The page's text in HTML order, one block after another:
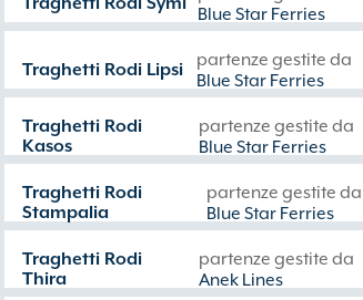
Blue Star Ferries
Traghetti Rodi Lipsi
partenze gestite da
Blue Star Ferries
Traghetti Rodi
Kasos
partenze gestite da
Blue Star Ferries
Traghetti Rodi
Stampalia
partenze gestite da
Blue Star Ferries
Traghetti Rodi
Thira
partenze gestite da
Anek Lines